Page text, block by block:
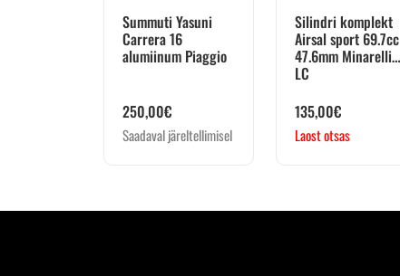
Summuti Yasuni
Carrera 16
alumiinum Piaggio
250,00€
Saadaval järeltellimisel
Silindri komplekt
Airsal sport 69.7cc
47.6mm Minarelli
LC
135,00€
Laost otsas